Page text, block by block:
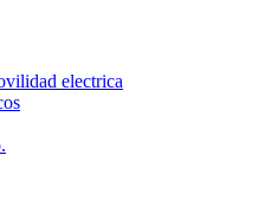
electrica